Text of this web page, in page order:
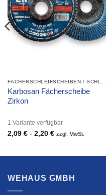
Karbosan Fächerscheibe
Zirkon
1 Variante verfügbar
2,09 €- 2,20 € zzgl. MwSt.
WEHAUS GMBH